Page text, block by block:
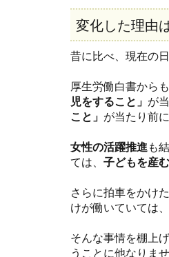
変化した理由
昔に比べ、現在の
厚生労働白書から
児をすること」 が
こと」 が当たり前
女性の活躍推進も
ては、 子どもを産
さらに拍車をかけた
けが働いていては
そんな事情を棚上
うことに他なりませ